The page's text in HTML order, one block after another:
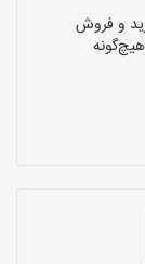
و فروش